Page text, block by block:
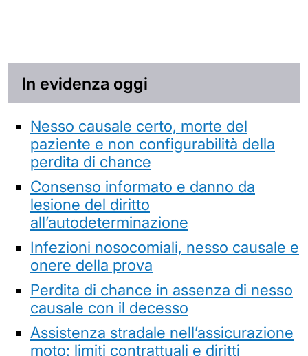
In evidenza oggi
Nesso causale certo, morte del
paziente e non configurabilità della
perdita di chance
Consenso informato e danno da
lesione del diritto
all’autodeterminazione
Infezioni nosocomiali, nesso causale e
onere della prova
Perdita di chance in assenza di nesso
causale con il decesso
Assistenza stradale nell’assicurazione
moto: limiti contrattuali e diritti